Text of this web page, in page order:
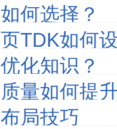
何选择？
TDK如何
化知识？
量如何提
局技巧